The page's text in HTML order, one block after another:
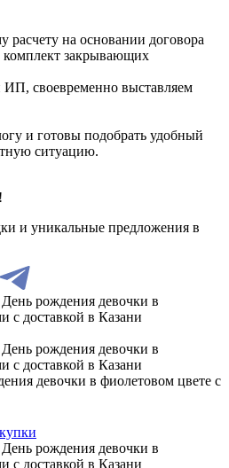
на основании договора
закрывающих
своевременно выставляем
и готовы подобрать удобный
ситуацию.
и уникальные предложения в
девочки в фиолетовом цвете с